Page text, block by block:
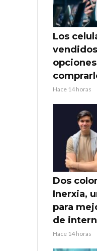
Los
Hace 14 horas
Dos
Inerxia,
para
de
Hace 14 horas